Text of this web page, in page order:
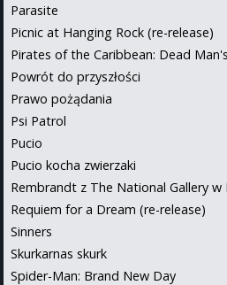
Parasite
Picnic at Hanging Rock (re-release)
Pirates of the Caribbean: Dead
Powrót do przyszłości
Prawo pożądania
Psi Patrol
Pucio
Pucio kocha zwierzaki
Rembrandt z The National Gallery w
Requiem for a Dream (re-release)
Sinners
Skurkarnas skurk
Spider-Man: Brand New Day